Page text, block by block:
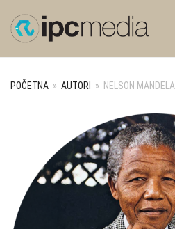
POČETNA » AUTORI » NELSON MANDELA